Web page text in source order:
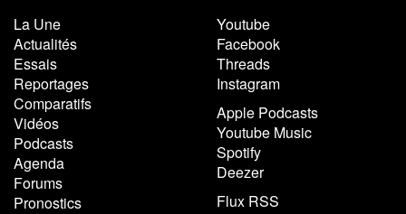
La Une
Actualités
Essais
Reportages
Comparatifs
Vidéos
Podcasts
Agenda
Forums
Pronostics
Youtube
Facebook
Threads
Instagram
Apple Podcasts
Youtube Music
Spotify
Deezer
Flux RSS